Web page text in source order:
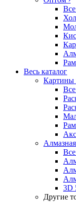
Весь каталог
Картины
3D
Другие